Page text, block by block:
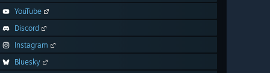
YouTube
Discord
Instagram
Bluesky